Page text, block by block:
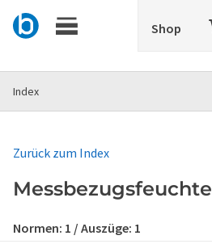
Shop
Index
Zurück zum Index
Messbezugsfeuchte
Normen: 1 / Auszüge: 1